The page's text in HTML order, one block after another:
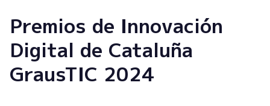
Premios de Innovación
Digital de Cataluña
GrausTIC 2024